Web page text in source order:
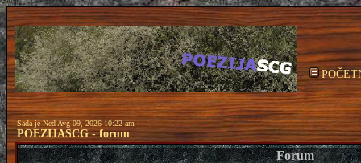
Sada je Ned Avg 09, 2026 10:22 am
POEZIJASCG - forum
Forum